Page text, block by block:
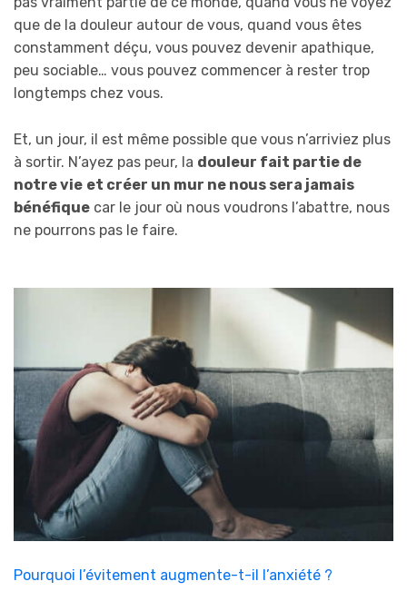
que de la douleur autour de vous, quand vous êtes
constamment déçu, vous pouvez devenir apathique,
peu sociable… vous pouvez commencer à rester trop
longtemps chez vous.
Et, un jour, il est même possible que vous n’arriviez plus
à sortir. N’ayez pas peur, la douleur fait partie de
notre vie et créer un mur ne nous sera jamais
bénéfique car le jour où nous voudrons l’abattre, nous
ne pourrons pas le faire.
Pourquoi l’évitement augmente-t-il l’anxiété ?